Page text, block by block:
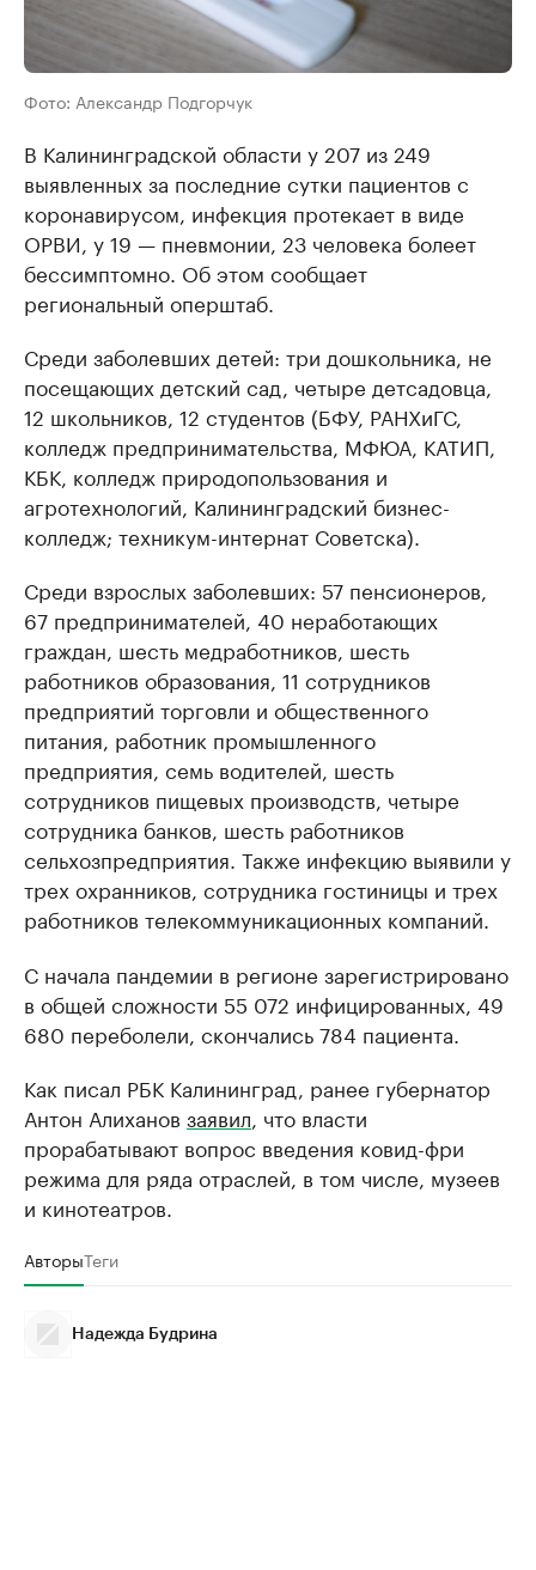
Фото: Александр Подгорчук
В Калининградской области у 207 из 249
выявленных за последние сутки пациентов с
коронавирусом, инфекция протекает в виде
ОРВИ, у 19 — пневмонии, 23 человека болеет
бессимптомно. Об этом сообщает
региональный оперштаб.
Среди заболевших детей: три дошкольника, не
посещающих детский сад, четыре детсадовца,
12 школьников, 12 студентов (БФУ, РАНХиГС,
колледж предпринимательства, МФЮА, КАТИП,
КБК, колледж природопользования и
агротехнологий, Калининградский бизнес-
колледж; техникум-интернат Советска).
Среди взрослых заболевших: 57 пенсионеров,
67 предпринимателей, 40 неработающих
граждан, шесть медработников, шесть
работников образования, 11 сотрудников
предприятий торговли и общественного
питания, работник промышленного
предприятия, семь водителей, шесть
сотрудников пищевых производств, четыре
сотрудника банков, шесть работников
сельхозпредприятия. Также инфекцию выявили у
трех охранников, сотрудника гостиницы и трех
работников телекоммуникационных компаний.
С начала пандемии в регионе зарегистрировано
в общей сложности 55 072 инфицированных, 49
680 переболели, скончались 784 пациента.
Как писал РБК Калининград, ранее губернатор
Антон Алиханов заявил , что власти
прорабатывают вопрос введения ковид-фри
режима для ряда отраслей, в том числе, музеев
и кинотеатров.
АвторыТеги
Надежда Будрина